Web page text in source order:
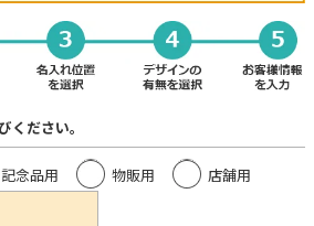
ください。
記念品用 物販用
店舗用